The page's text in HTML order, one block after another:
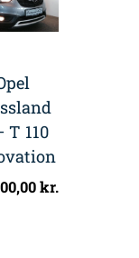
T 110
kr.